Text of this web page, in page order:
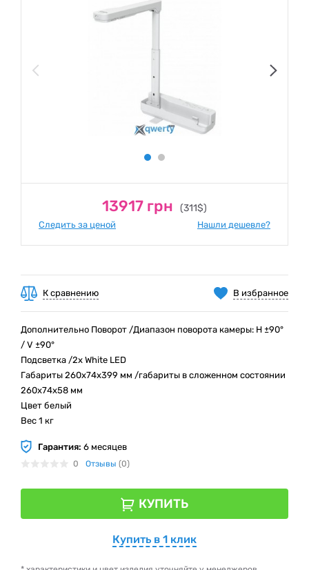
13917 грн (311$)
Следить за ценой Нашли дешевле?
В избранное
К сравнению
Дополнительно Поворот /Диапазон поворота камеры: H ±90°
/ V ±90°
Подсветка /2x White LED
Габариты 260x74x399 мм /габариты в сложенном состоянии
260x74x58 мм
Цвет белый
Вес 1 кг
Гарантия: 6 месяцев
0 Отзывы (0)
КУПИТЬ
Купить в 1 клик